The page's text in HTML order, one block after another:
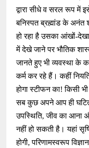
द्वारा सीधे व सरल रूप में
बनिस्पत ब्रह्मांड के अनंत
हो रहा है उसका आंखों-
में देखे जाने पर भौतिक
जानते हुए भी व्यवस्था के
कर्म कर रहे हैं। कहीं
होगा स्टीफन का! किसी
सब कुछ अपने आप ही घटित
उपस्थिति, जीव का आना
नहीं हो सकती है। यहां
होगी, परिणामस्वरूप